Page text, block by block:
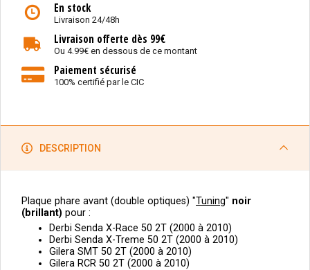
En stock
Livraison 24/48h
Livraison offerte dès 99€
Ou 4.99€ en dessous de ce montant
Paiement sécurisé
100% certifié par le CIC
DESCRIPTION
Plaque phare avant (double optiques) "Tuning" noir
(brillant) pour :
Derbi Senda X-Race 50 2T (2000 à 2010)
Derbi Senda X-Treme 50 2T (2000 à 2010)
Gilera SMT 50 2T (2000 à 2010)
Gilera RCR 50 2T (2000 à 2010)